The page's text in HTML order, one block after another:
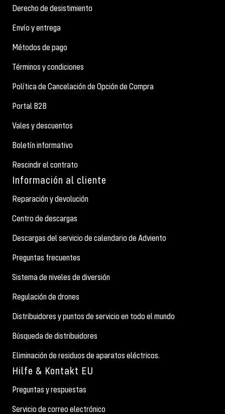
Derecho de desistimiento
Envío y entrega
Métodos de pago
Términos y condiciones
Política de Cancelación de Opción de Compra
Portal B2B
Vales y descuentos
Boletín informativo
Rescindir el contrato
Información al cliente
Reparación y devolución
Centro de descargas
Descargas del servicio de calendario de Adviento
Preguntas frecuentes
Sistema de niveles de diversión
Regulación de drones
Distribuidores y puntos de servicio en todo el mundo
Búsqueda de distribuidores
Eliminación de residuos de aparatos eléctricos.
Hilfe & Kontakt EU
Preguntas y respuestas
Servicio de correo electrónico